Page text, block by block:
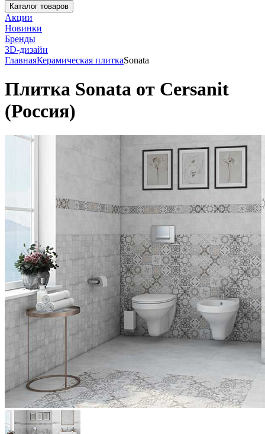
Каталог товаров
Акции
Новинки
Бренды
3D-дизайн
ГлавнаяКерамическая плиткаSonata
Плитка Sonata от Cersanit
(Россия)